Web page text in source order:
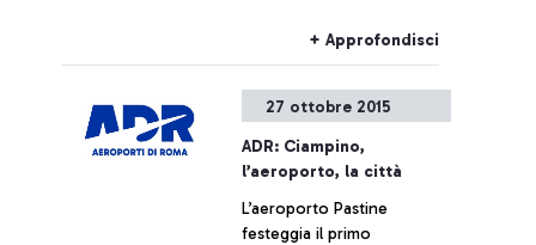
Ciampino potrebbero
registrare ritardi nelle
prossime ore.
+ Approfondisci
27 ottobre 2015
ADR: Ciampino,
l’aeroporto, la città
L’aeroporto Pastine
festeggia il primo